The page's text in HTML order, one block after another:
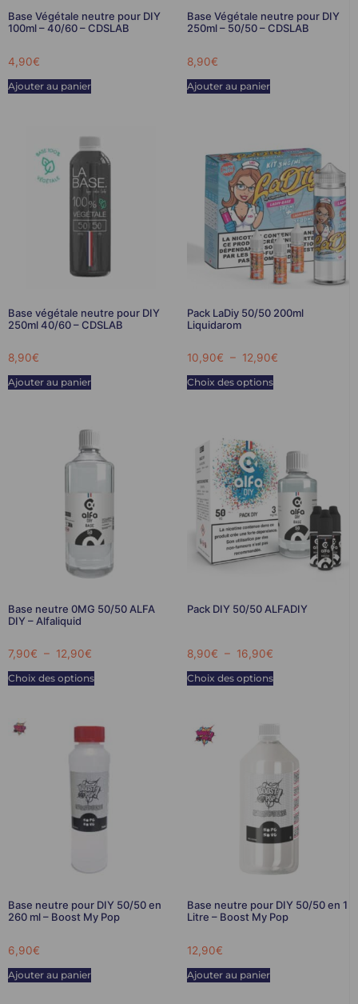
Base Végétale neutre pour DIY
100ml – 40/60 – CDSLAB
4,90€
Ajouter au panier
Base Végétale neutre pour DIY
250ml – 50/50 – CDSLAB
8,90€
Ajouter au panier
Base végétale neutre pour DIY
250ml 40/60 – CDSLAB
8,90€
Ajouter au panier
Pack LaDiy 50/50 200ml
Liquidarom
10,90€ – 12,90€
Choix des options
Base neutre 0MG 50/50 ALFA
DIY – Alfaliquid
7,90€ – 12,90€
Choix des options
Pack DIY 50/50 ALFADIY
8,90€ – 16,90€
Choix des options
Base neutre pour DIY 50/50 en
260 ml – Boost My Pop
6,90€
Ajouter au panier
Base neutre pour DIY 50/50 en 1
Litre – Boost My Pop
12,90€
Ajouter au panier